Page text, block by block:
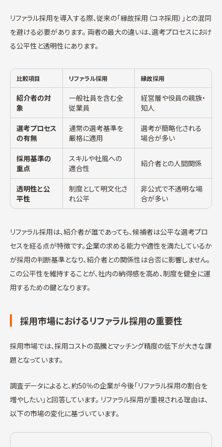
リファラル採用を導入する際、従来の「縁故採用（コネ採用）」との混同
を避ける必要があります。 両者の最大の違いは、選考プロセスにおけ
る公平性と透明性にあります。
比較項目 リファラル採用 縁故採用
紹介者の対
象
一般社員を含む全
従業員
経営層や役員の親族・
知人
選考プロセス
の有無
通常の選考基準を
厳格に適用
選考が簡略化される
場合が多い
採用基準の
重点
スキルや社風への
適合性
紹介者との人間関係
透明性と公
平性
制度として明文化さ
れ公平
非公式で不透明な場
合が多い
リファラル採用は、紹介者が誰であっても、候補者は公平な選考プロ
セスを経る点が特徴です。企業の求める能力や適性を満たしているか
が採用の判断基準となり、紹介者との関係性は合否に影響しません。
この公平性を維持することが、社内の納得感を高め、制度を健全に運
用するための鍵となります。
採用市場におけるリファラル採用の重要性
採用市場では、採用コストの高騰とマッチング精度の低下が大きな課
題となっています。
調査データによると、約50％の企業が今後「リファラル採用の割合を
増やしたい」と回答しています。 リファラル採用が重視される理由は、
以下の市場の変化に基づいています。